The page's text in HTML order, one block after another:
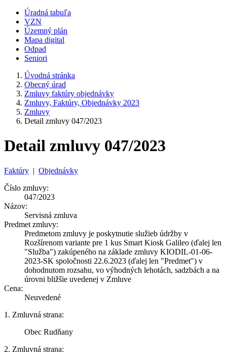
Úradná tabuľa
VZN
Územný plán
Mapa digital
Odpad
Seniori
Úvodná stránka
Obecný úrad
Zmluvy faktúry objednávky
Zmluvy, Faktúry, Objednávky 2023
Zmluvy
Detail zmluvy 047/2023
Detail zmluvy 047/2023
Faktúry | Objednávky
Číslo zmluvy:
047/2023
Názov:
Servisná zmluva
Predmet zmluvy:
Predmetom zmluvy je poskytnutie služieb údržby v
Rozšírenom variante pre 1 kus Smart Kiosk Galileo (ďalej len
"Služba") zakúpeného na základe zmluvy KIODIL-01-06-
2023-SK spoločnosti 22.6.2023 (ďalej len "Predmet") v
dohodnutom rozsahu, vo výhodných lehotách, sadzbách a na
úrovni bližšie uvedenej v Zmluve
Cena:
Neuvedené
1. Zmluvná strana:
Obec Rudňany
2. Zmluvná strana: